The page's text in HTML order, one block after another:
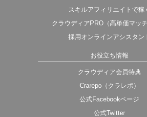
スキルアフィリエイトで稼
クラウディアPRO（高単価マッチ
採用オンラインアシスタン
お役立ち情報
クラウディア会員特典
Crarepo（クラレポ）
公式Facebookページ
公式Twitter